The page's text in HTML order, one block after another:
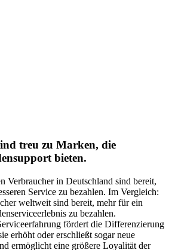
treu zu Marken, die
bieten.
Verbraucher in Deutschland sind bereit,
Service zu bezahlen. Im Vergleich:
weltweit sind bereit, mehr für ein
zu bezahlen.
fördert die Differenzierung
erhöht oder erschließt sogar neue
ermöglicht eine größere Loyalität der